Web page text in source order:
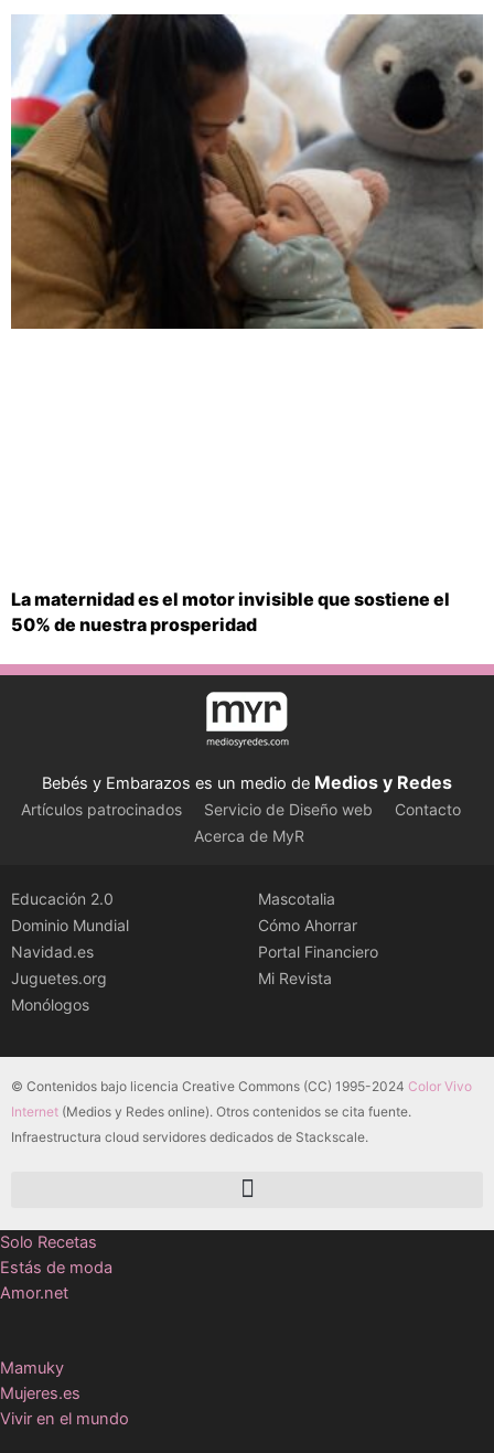
La maternidad es el motor invisible que sostiene el
50% de nuestra prosperidad
Bebés y Embarazos es un medio de Medios y Redes
Artículos patrocinados Servicio de Diseño web
Contacto
Acerca de MyR
Educación 2.0
Dominio Mundial
Navidad.es
Juguetes.org
Monólogos
Mascotalia
Cómo Ahorrar
Portal Financiero
Mi Revista
© Contenidos bajo licencia Creative Commons (CC) 1995-2024 Color Vivo
Internet (Medios y Redes online). Otros contenidos se cita fuente.
Infraestructura cloud servidores dedicados de Stackscale.
Solo Recetas
Estás de moda
Amor.net
Mamuky
Mujeres.es
Vivir en el mundo